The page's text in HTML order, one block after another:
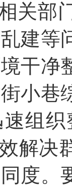
关部
建等
干净
小巷
组
解决
度。